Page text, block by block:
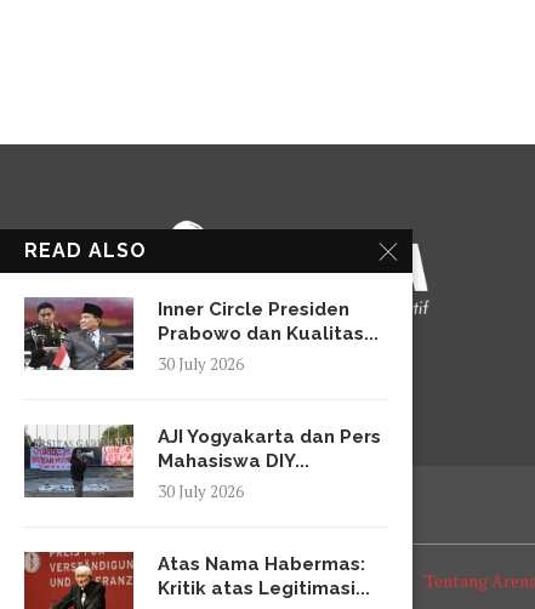
Tentang Arena
READ ALSO
Inner Circle Presiden
Prabowo dan Kualitas...
30 July 2026
AJI Yogyakarta dan Pers
Mahasiswa DIY...
30 July 2026
Atas Nama Habermas:
Kritik atas Legitimasi...